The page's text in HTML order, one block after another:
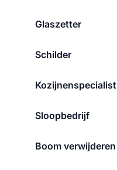
Glaszetter
Schilder
Kozijnenspecialist
Sloopbedrijf
Boom verwijderen